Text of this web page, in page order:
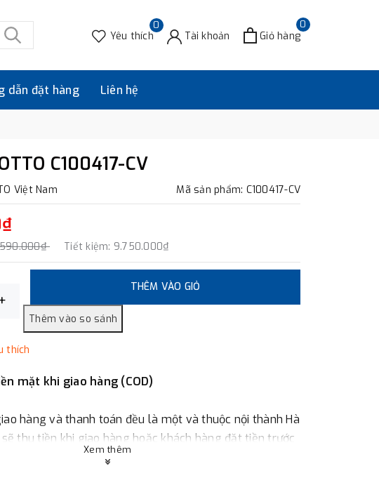
0
Yêu thích Tài khoản
0
Giỏ hàng
dẫn đặt hàng Liên hệ
C100417-CV
Việt Nam Mã sản phẩm: C100417-CV
Tiết kiệm: 9.750.000₫
THÊM VÀO GIỎ
mặt khi giao hàng (COD)
hàng và thanh toán đều là một và thuộc nội thành Hà
thu tiền khi giao hàng hoặc khách hàng đặt tiền trước
hàng tùy thuộc vào đơn hàng.
Xem thêm